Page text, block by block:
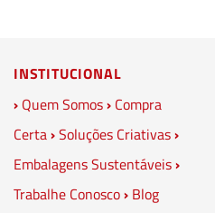
INSTITUCIONAL
› Quem Somos› Compra
Certa›Soluções Criativas›
Embalagens Sustentáveis›
Trabalhe Conosco› Blog